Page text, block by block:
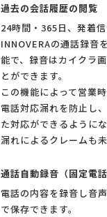
過去の会話履歴の閲覧
24時間・365日、発着信
INNOVERAの通話録音
能で、録音はカイクラ
とができます。
この機能によって営業
電話対応漏れを防止し
た対応ができるように
漏れによるクレームも
通話自動録音（固定電話
電話の内容を録音し音
で保存できます。